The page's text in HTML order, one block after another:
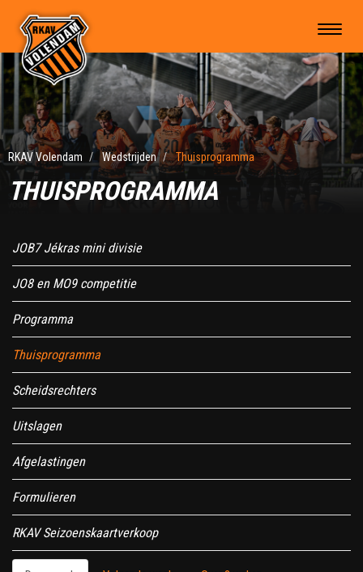
RKAV Volendam Wedstrijden Thuisprogramma
THUISPROGRAMMA
JOB7 Jékras mini divisie
JO8 en MO9 competitie
Programma
Thuisprogramma
Scheidsrechters
Uitslagen
Afgelastingen
Formulieren
RKAV Seizoenskaartverkoop